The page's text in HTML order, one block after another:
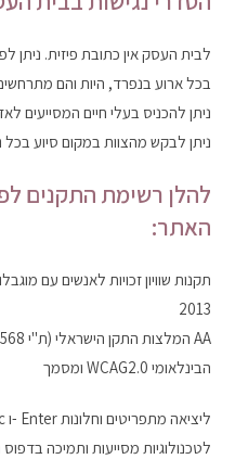
לבית העסק אין כתובת פיזית. ניתן
בכל ארוע בנפרד, היות והם
ניתן להכניס בעלי חיים המסייעים
ניתן לבקש מהצוות במקום סיוע בכל
להלן רשימת התקנים
האתר:
תקנות שוויון זכויות לאנשים עם
2013
AA המלצות התקן הישראלי (ת"י 5568) לנגישות תכנים באינטרנט ברמת
הבינלאומי WCAG2.0 ומסמך
לטכנולוגיות מסייעות ותמיכה